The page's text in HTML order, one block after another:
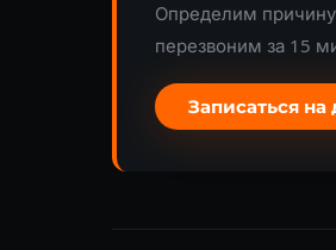
Определим
перезвоним за 15
Записаться